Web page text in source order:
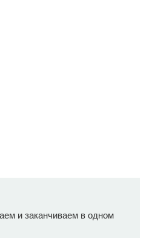
и заканчиваем в одном